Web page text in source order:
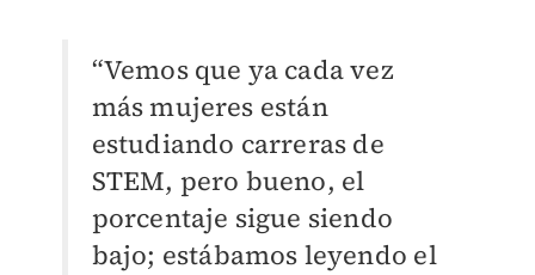
“Vemos que ya cada vez
más mujeres están
estudiando carreras de
STEM, pero bueno, el
porcentaje sigue siendo
bajo; estábamos leyendo el